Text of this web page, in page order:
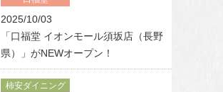
2025/10/03
「口福堂 イオンモール須坂店（長野
県）」がNEWオープン！
柿安ダイニング